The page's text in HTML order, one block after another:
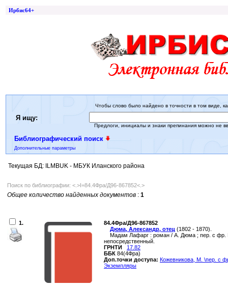
Ирбис64+
Я ищу:
Чтобы слово было найдено в точности в том виде,
Предлоги, инициалы и знаки препинания можно не
Библиографический поиск
Дополнительные параметры
Текущая БД: ILMBUK - МБУК Иланского района
Поиск по библиографии: <.>I=84.4Фра/Д96-867852<.>
Общее количество найденных документов : 1
1.
84.4Фра/Д96-867852
Дюма, Александр, отец (1802 - 1870).
Мадам Лафарг : роман / А. Дюма ; пер. с фр.
непосредственный.
ГРНТИ
17.82
ББК 84(4Фра)
Доп.точки доступа: Кожевникова, М. \пер. с
Экземпляры